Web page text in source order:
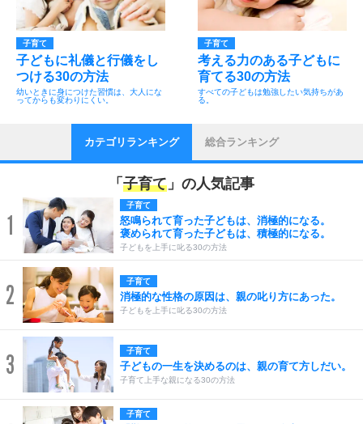
子育て
子どもに礼儀と行儀をし
つける30の方法
幼いときに身につけた習慣は、大人にな
ってからも変わりにくい。
子育て
考える力のある子どもに
育てる30の方法
すべての子どもは勉強したい気持ちがあ
る。
カテゴリランキング 総合ランキング
「 子育て 」の人気記事
1
子育て
怒鳴られて育った子どもは、消極的になる。
褒められて育った子どもは、積極的になる。
子どもを上手に叱る30の方法
2 子育て
消極的な性格の原因は、親の叱り方にあった。
子どもを上手に叱る30の方法
3 子育て
子どもの一生を決めるのは、親の育て方しだい。
子育て上手な親になる30の方法
子育て